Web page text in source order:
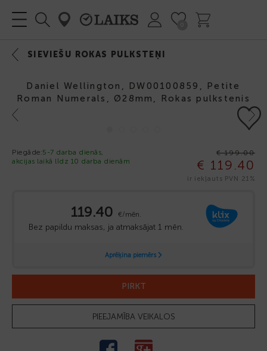
SIEVIEŠU ROKAS PULKSTEŅI
Daniel Wellington, DW00100859, Petite
Roman Numerals, Ø28mm, Rokas pulkstenis
Previous Next
Piegāde:5-7 darba dienās,
akcijas laikā līdz 10 darba dienām
€ 199.00
€ 119.40
ir iekļauts PVN 21%
PIRKT
PIEEJAMĪBA VEIKALOS